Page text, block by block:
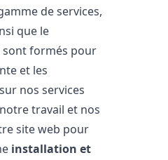
de services,
que le
sont formés pour
et les
nos services
travail et nos
site web pour
installation et